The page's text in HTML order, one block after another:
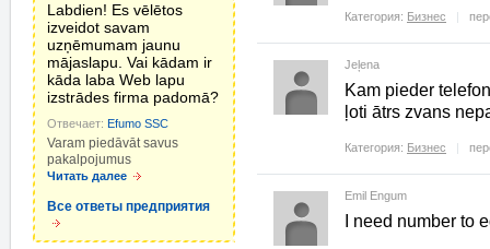
Labdien! Es vēlētos
izveidot savam
uzņēmumam jaunu
mājaslapu. Vai kādam ir
kāda laba Web lapu
izstrādes firma padomā?
Отвечает: Efumo SSC
Varam piedāvāt savus
pakalpojumus
Читать далее
Все ответы предприятия
Категория: Бизнес
Jeļena
Kam pieder
ļoti ātrs zvans
Категория: Бизнес
Emil Engum
I need number to